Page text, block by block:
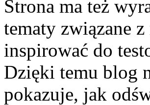
Strona ma też
tematy związane
inspirować do
Dzięki temu blog
pokazuje, jak